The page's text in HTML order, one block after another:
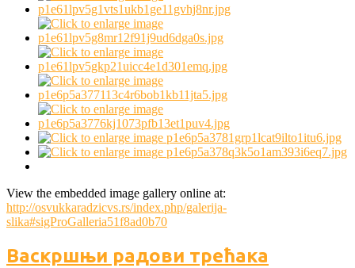
View the embedded image gallery online at:
http://osvukkaradzicvs.rs/index.php/galerija-
slika#sigProGalleria51f8ad0b70
Васкршњи радови трећака